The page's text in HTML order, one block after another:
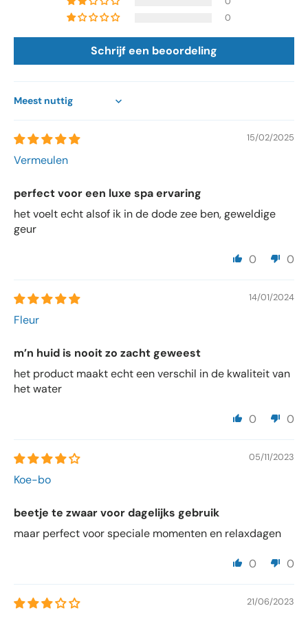
0
Schrijf een beoordeling
Sort by
15/02/2025
Vermeulen
perfect voor een luxe spa ervaring
het voelt echt alsof ik in de dode zee ben, geweldige
geur
0 0
14/01/2024
Fleur
m’n huid is nooit zo zacht geweest
het product maakt echt een verschil in de kwaliteit van
het water
0 0
05/11/2023
Koe-bo
beetje te zwaar voor dagelijks gebruik
maar perfect voor speciale momenten en relaxdagen
0 0
21/06/2023